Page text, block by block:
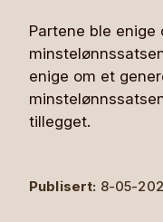
Partene ble enige
enige om et
tillegget.
Publisert: 8-05-